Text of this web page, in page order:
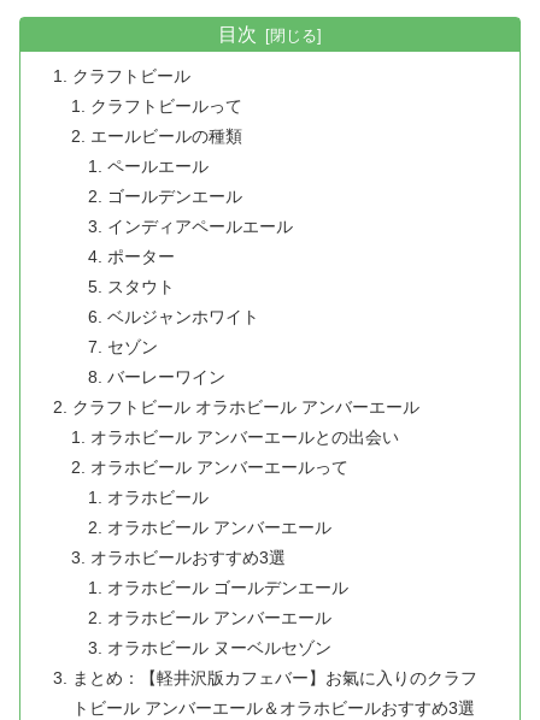
目次
クラフトビール
クラフトビールって
エールビールの種類
ペールエール
ゴールデンエール
インディアペールエール
ポーター
スタウト
ベルジャンホワイト
セゾン
バーレーワイン
クラフトビール オラホビール アンバーエール
オラホビール アンバーエールとの出会い
オラホビール アンバーエールって
オラホビール
オラホビール アンバーエール
オラホビールおすすめ3選
オラホビール ゴールデンエール
オラホビール アンバーエール
オラホビール ヌーベルセゾン
まとめ：【軽井沢版カフェバー】お氣に入りのクラフ
トビール アンバーエール＆オラホビールおすすめ3選